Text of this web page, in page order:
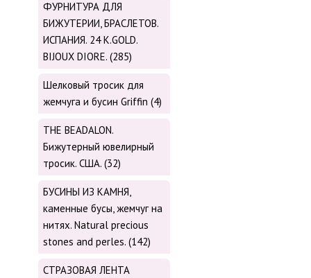
ФУРНИТУРА ДЛЯ
БИЖУТЕРИИ, БРАСЛЕТОВ.
ИСПАНИЯ. 24 K.GOLD.
BIJOUX DIORE. (285)
Шелковый тросик для
жемчуга и бусин Griffin (4)
THE BEADALON.
Бижутерный ювелирный
тросик. США. (32)
БУСИНЫ ИЗ КАМНЯ,
каменные бусы, жемчуг на
нитях. Natural precious
stones and perles. (142)
СТРАЗОВАЯ ЛЕНТА